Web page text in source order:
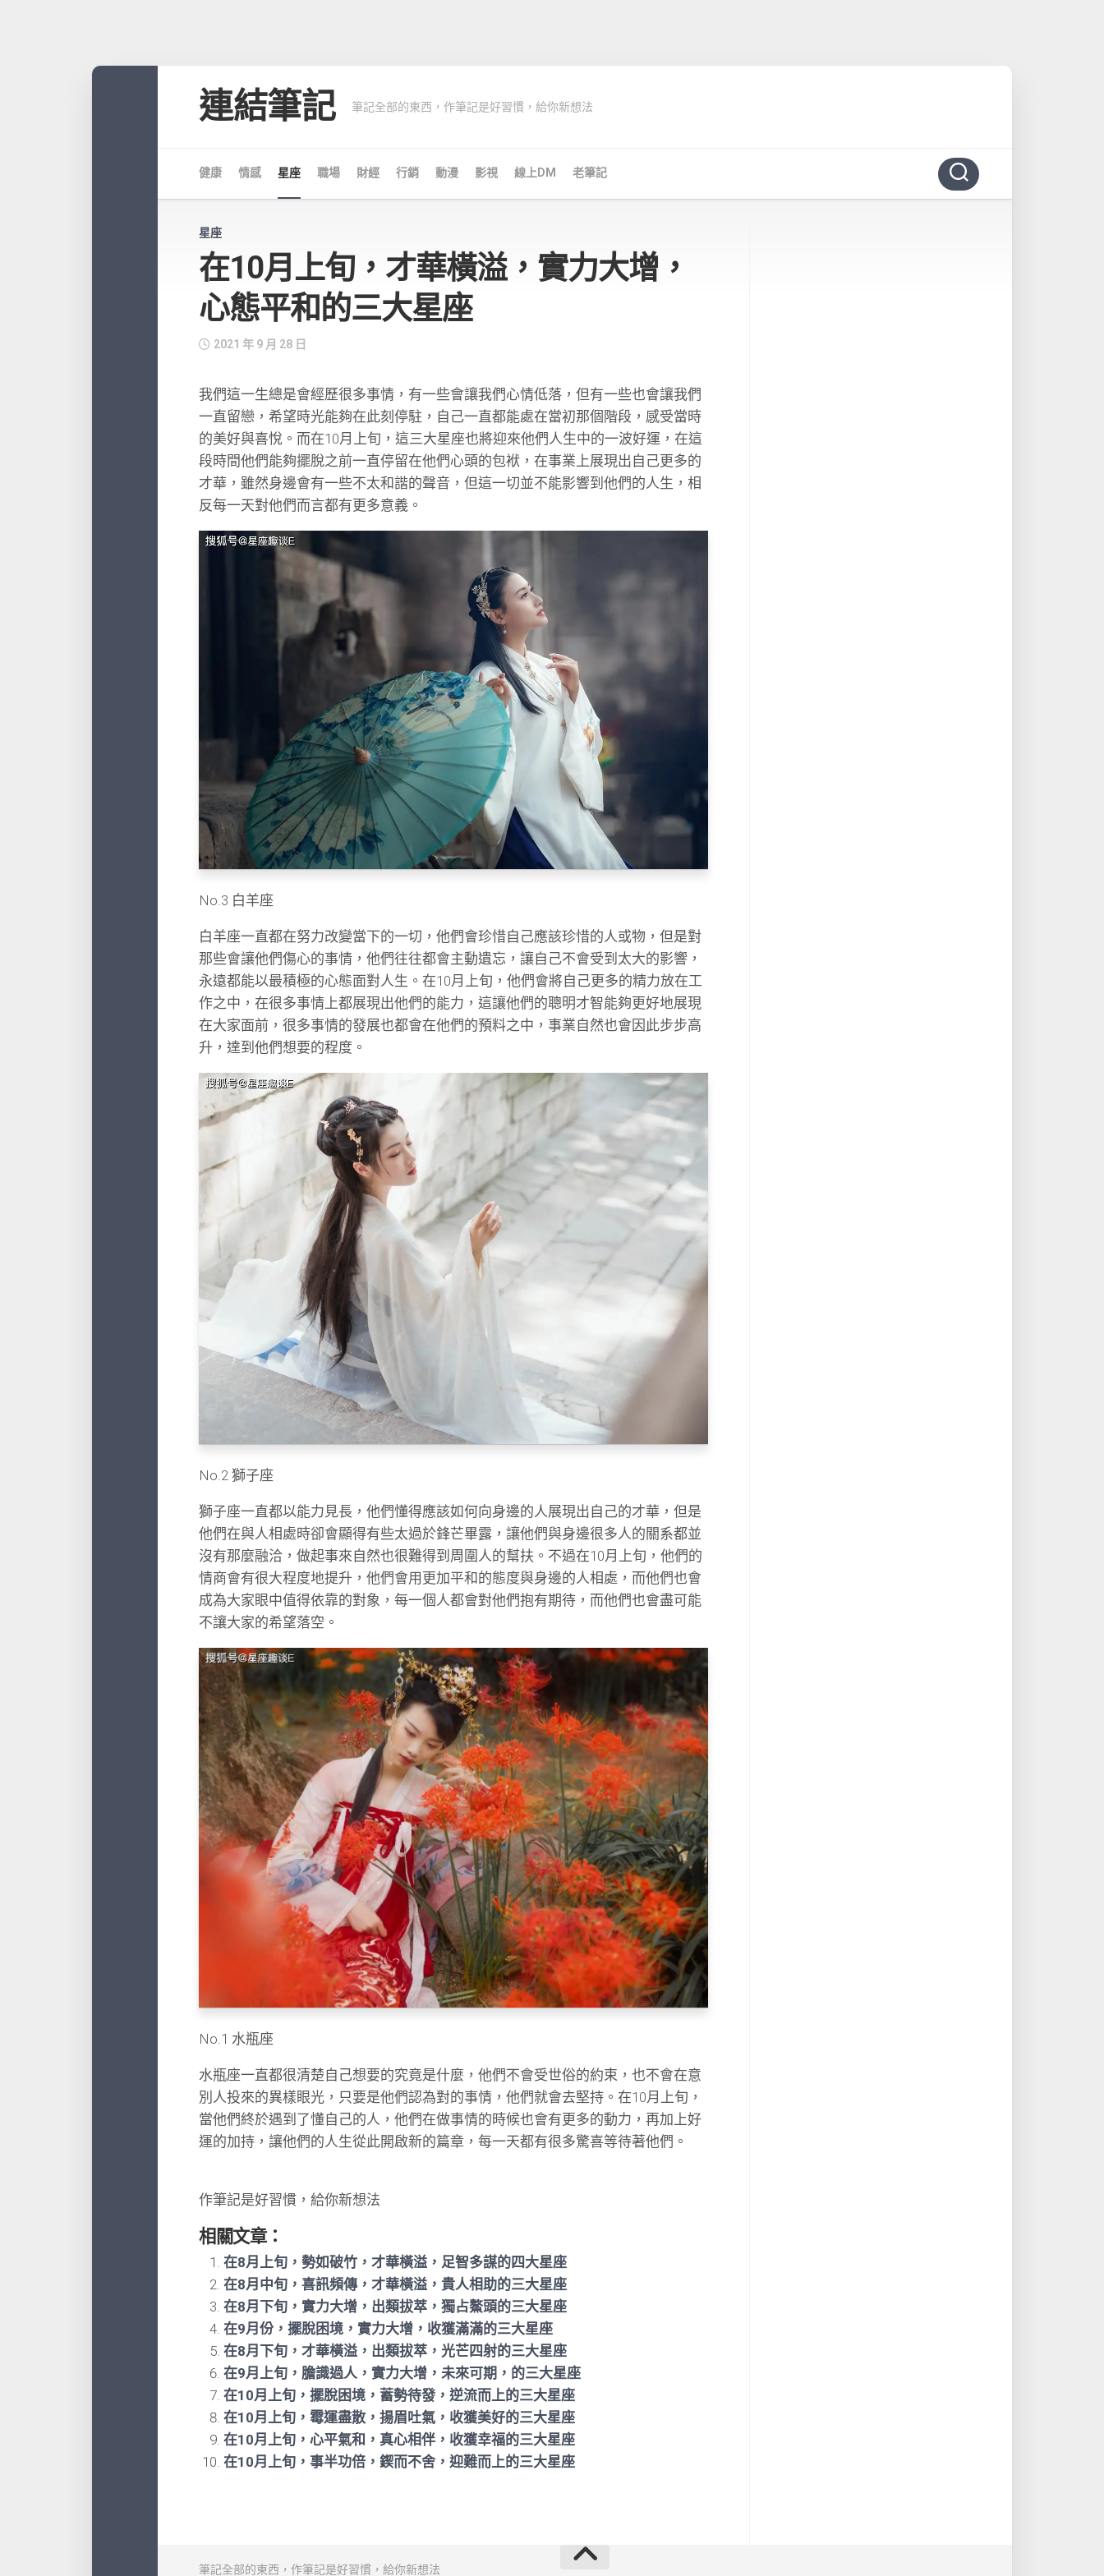
連結筆記 筆記全部的東西，作筆記是好習慣，給你新想法
健康 情感 星座 職場 財經 行銷 動漫 影視 線上DM 老筆記
星座
在10月上旬，才華橫溢，實力大增，
心態平和的三大星座
2021 年 9 月 28 日
我們這一生總是會經歷很多事情，有一些會讓我們心情低落，但有一些也會讓我們
一直留戀，希望時光能夠在此刻停駐，自己一直都能處在當初那個階段，感受當時
的美好與喜悅。而在10月上旬，這三大星座也將迎來他們人生中的一波好運，在這
段時間他們能夠擺脫之前一直停留在他們心頭的包袱，在事業上展現出自己更多的
才華，雖然身邊會有一些不太和諧的聲音，但這一切並不能影響到他們的人生，相
反每一天對他們而言都有更多意義。
No.3 白羊座
白羊座一直都在努力改變當下的一切，他們會珍惜自己應該珍惜的人或物，但是對
那些會讓他們傷心的事情，他們往往都會主動遺忘，讓自己不會受到太大的影響，
永遠都能以最積極的心態面對人生。在10月上旬，他們會將自己更多的精力放在工
作之中，在很多事情上都展現出他們的能力，這讓他們的聰明才智能夠更好地展現
在大家面前，很多事情的發展也都會在他們的預料之中，事業自然也會因此步步高
升，達到他們想要的程度。
No.2 獅子座
獅子座一直都以能力見長，他們懂得應該如何向身邊的人展現出自己的才華，但是
他們在與人相處時卻會顯得有些太過於鋒芒畢露，讓他們與身邊很多人的關系都並
沒有那麼融洽，做起事來自然也很難得到周圍人的幫扶。不過在10月上旬，他們的
情商會有很大程度地提升，他們會用更加平和的態度與身邊的人相處，而他們也會
成為大家眼中值得依靠的對象，每一個人都會對他們抱有期待，而他們也會盡可能
不讓大家的希望落空。
No.1 水瓶座
水瓶座一直都很清楚自己想要的究竟是什麼，他們不會受世俗的約束，也不會在意
別人投來的異樣眼光，只要是他們認為對的事情，他們就會去堅持。在10月上旬，
當他們終於遇到了懂自己的人，他們在做事情的時候也會有更多的動力，再加上好
運的加持，讓他們的人生從此開啟新的篇章，每一天都有很多驚喜等待著他們。
作筆記是好習慣，給你新想法
相關文章：
在8月上旬，勢如破竹，才華橫溢，足智多謀的四大星座
在8月中旬，喜訊頻傳，才華橫溢，貴人相助的三大星座
在8月下旬，​實力大增，出類拔萃，獨占鰲頭的三大星座
在9月份，擺脫困境，實力大增，收獲滿滿的三大星座
在8月下旬，才華橫溢，出類拔萃，​光芒四射的三大星座
在9月上旬，膽識過人，實力大增，未來可期，的三大星座
在10月上旬，​擺脫困境，蓄勢待發，逆流而上的三大星座
在10月上旬，霉運盡散，揚眉吐氣，收獲美好的三大星座
在10月上旬，心平氣和，真心相伴，收獲幸福的三大星座
在10月上旬，事半功倍，鍥而不舍，迎難而上的三大星座
筆記全部的東西，作筆記是好習慣，給你新想法